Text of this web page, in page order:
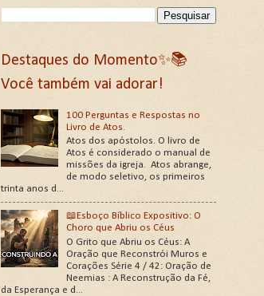
Destaques do Momento✨📚
Você também vai adorar!
100 Perguntas e Respostas no
Livro de Atos.
Atos dos apóstolos. O livro de
Atos é considerado o manual de
missões da igreja. Atos abrange,
de modo seletivo, os primeiros
trinta anos d...
📖Esboço Bíblico Expositivo: O
Choro que Abriu os Céus
O Grito que Abriu os Céus: A
Oração que Reconstrói Muros e
Corações Série 4 / 42: Oração de
Neemias : A Reconstrução da Fé,
da Esperança e d...